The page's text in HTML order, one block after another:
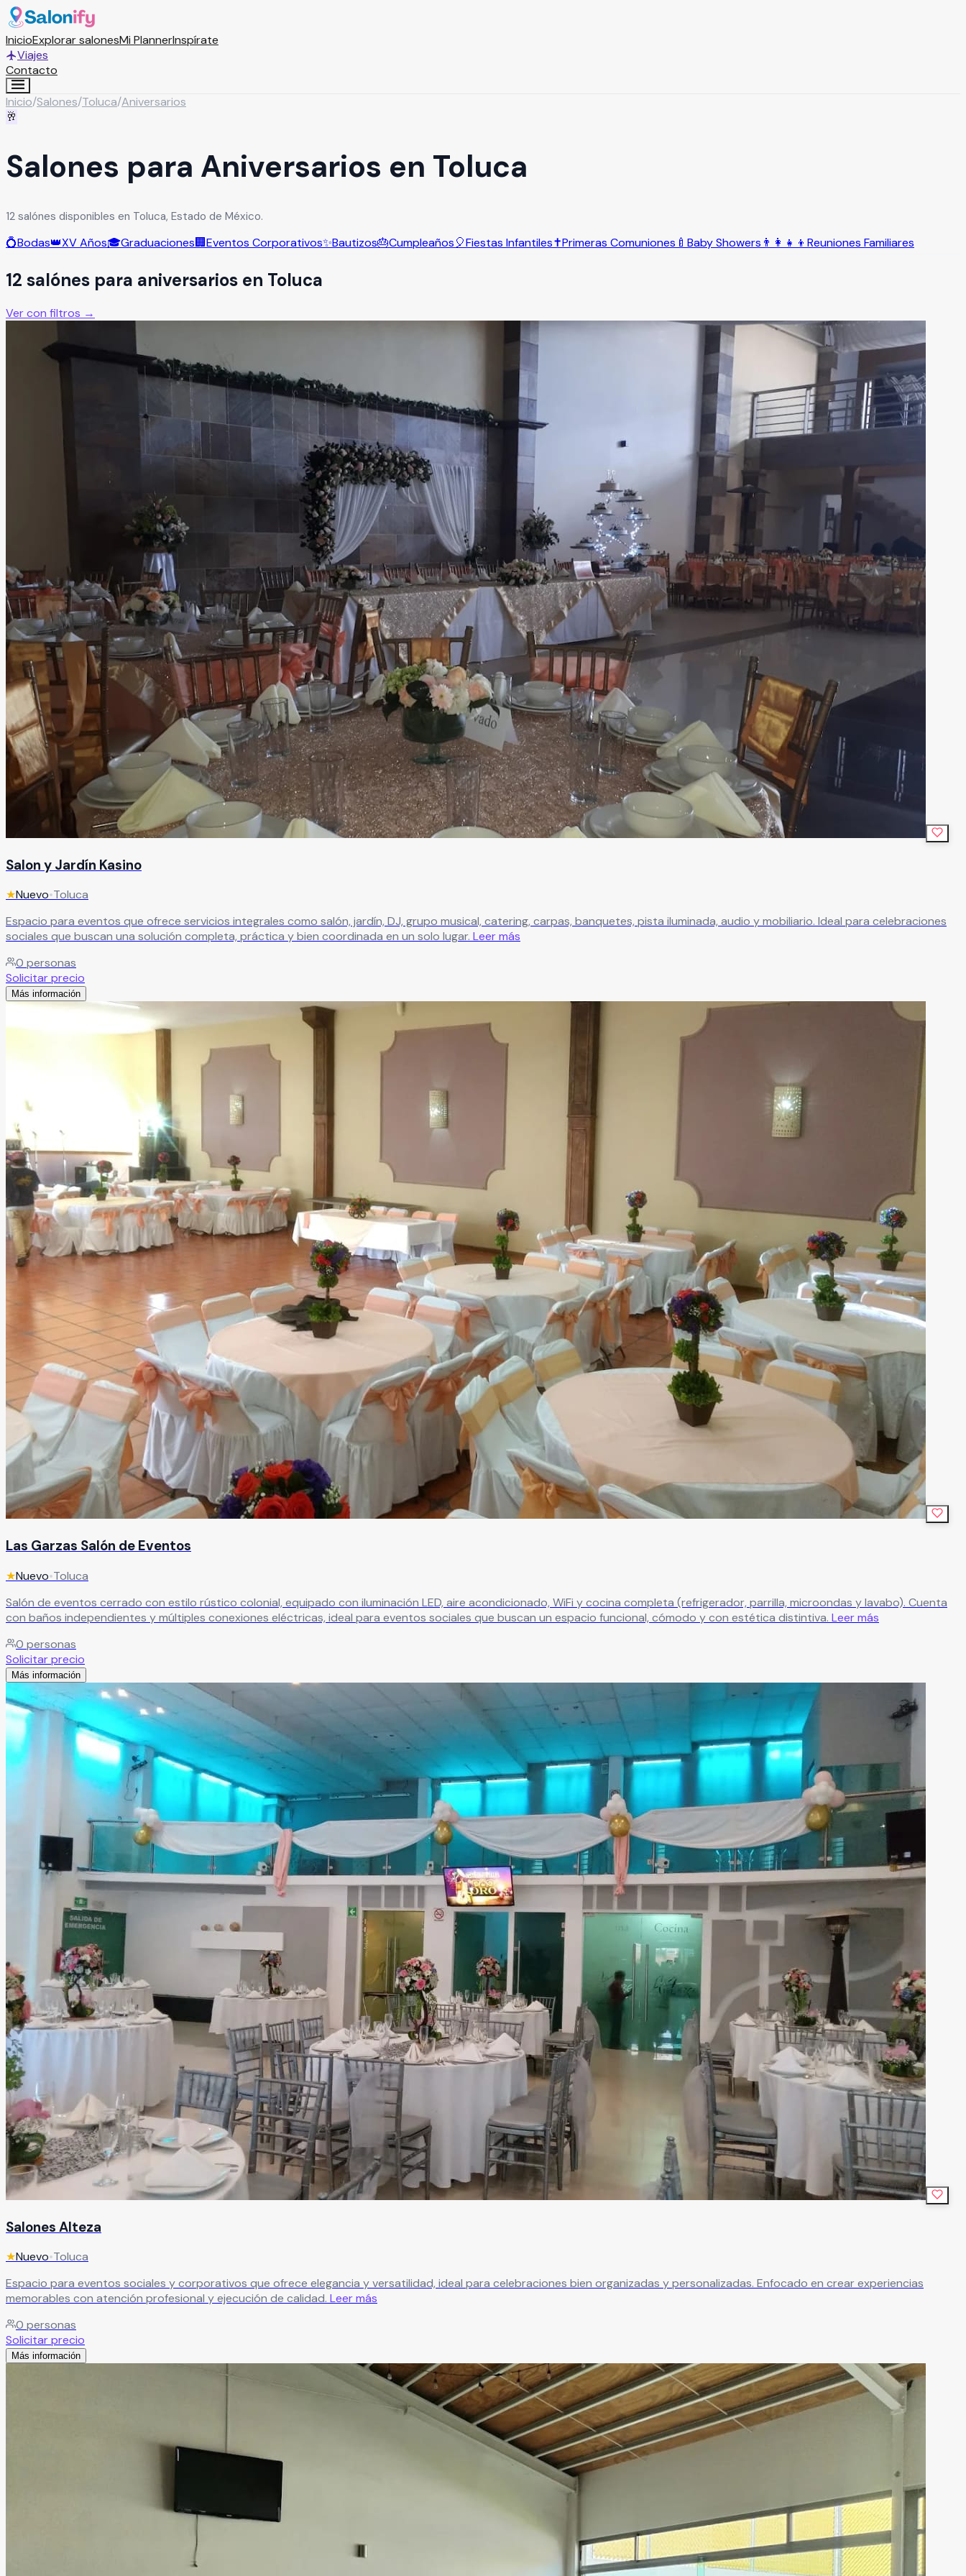
InicioExplorar salonesMi PlannerInspírate
Viajes
Contacto
Inicio/Salones/Toluca/Aniversarios
🥂
Salones para Aniversarios en Toluca
12 salónes disponibles en Toluca, Estado de México.
💍Bodas👑XV Años🎓Graduaciones🏢Eventos Corporativos✨Bautizos🎂Cumpleaños🎈Fiestas Infantiles✝️Primeras Comuniones 🍼 Baby Showers 👨‍👩‍👧‍👦 Reuniones Familiares
12 salónes para aniversarios en Toluca
Ver con filtros →
Salon y Jardín Kasino
★Nuevo•Toluca
Espacio para eventos que ofrece servicios integrales como salón, jardín, DJ, grupo musical, catering, carpas, banquetes, pista iluminada, audio y mobiliario. Ideal para celebraciones
sociales que buscan una solución completa, práctica y bien coordinada en un solo lugar. Leer más
0 personas
Solicitar precio
Más información
Las Garzas Salón de Eventos
★Nuevo•Toluca
Salón de eventos cerrado con estilo rústico colonial, equipado con iluminación LED, aire acondicionado, WiFi y cocina completa (refrigerador, parrilla, microondas y lavabo). Cuenta
con baños independientes y múltiples conexiones eléctricas, ideal para eventos sociales que buscan un espacio funcional, cómodo y con estética distintiva. Leer más
0 personas
Solicitar precio
Más información
Salones Alteza
★Nuevo•Toluca
Espacio para eventos sociales y corporativos que ofrece elegancia y versatilidad, ideal para celebraciones bien organizadas y personalizadas. Enfocado en crear experiencias
memorables con atención profesional y ejecución de calidad. Leer más
0 personas
Solicitar precio
Más información